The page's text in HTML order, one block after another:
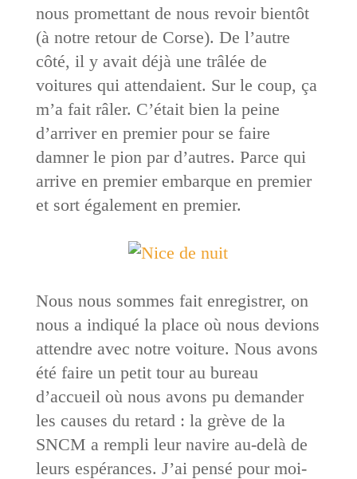
nous promettant de nous revoir bientôt
(à notre retour de Corse). De l’autre
côté, il y avait déjà une trâlée de
voitures qui attendaient. Sur le coup, ça
m’a fait râler. C’était bien la peine
d’arriver en premier pour se faire
damner le pion par d’autres. Parce qui
arrive en premier embarque en premier
et sort également en premier.
Nous nous sommes fait enregistrer, on
nous a indiqué la place où nous devions
attendre avec notre voiture. Nous avons
été faire un petit tour au bureau
d’accueil où nous avons pu demander
les causes du retard : la grève de la
SNCM a rempli leur navire au-delà de
leurs espérances. J’ai pensé pour moi-